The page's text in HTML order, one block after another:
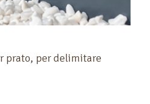
prato, per delimitare